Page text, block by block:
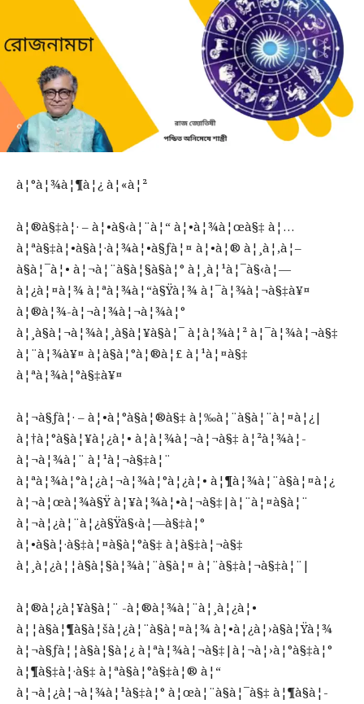
à¦°à¦¾à¦¶à¦¿ à¦«à¦²
à¦®à§‡à¦· – à¦•à§‹à¦¨à¦“ à¦•à¦¾à¦œà§‡ à¦…
à¦ªà§‡à¦•à§à¦·à¦¾à¦•à§ƒà¦¤ à¦•à¦® à¦¸à¦‚à¦–
à§à¦¯à¦• à¦¬à¦¨à§à¦§à§à¦° à¦¸à¦¹à¦¯à§‹à¦—
à¦¿à¦¤à¦¾ à¦ªà¦¾à¦“à§Ÿà¦¾ à¦¯à¦¾à¦¬à§‡à¥¤
à¦®à¦¾-à¦¬à¦¾à¦¬à¦¾à¦°
à¦¸à§à¦¬à¦¾à¦¸à§à¦¥à§à¦¯ à¦­à¦¾à¦² à¦¯à¦¾à¦¬à§‡
à¦¨à¦¾à¥¤ à¦­à§à¦°à¦®à¦£ à¦¹à¦¤à§‡
à¦ªà¦¾à¦°à§‡à¥¤
à¦¬à§ƒà¦· – à¦•à¦°à§à¦®à§‡ à¦‰à¦¨à§à¦¨à¦¤à¦¿|
à¦†à¦°à§à¦¥à¦¿à¦• à¦­à¦¾à¦¬à¦¬à§‡ à¦²à¦¾à¦­
à¦¬à¦¾à¦¨ à¦¹à¦¬à§‡à¦¨
à¦ªà¦¾à¦°à¦¿à¦¬à¦¾à¦°à¦¿à¦• à¦¶à¦¾à¦¨à§à¦¤à¦¿
à¦¬à¦œà¦¾à§Ÿ à¦¥à¦¾à¦•à¦¬à§‡|à¦¨à¦¤à§à¦¨
à¦¬à¦¿à¦¨à¦¿à§Ÿà§‹à¦—à§‡à¦°
à¦•à§à¦·à§‡à¦¤à§à¦°à§‡ à¦­à§‡à¦¬à§‡
à¦¸à¦¿à¦¦à§à¦§à¦¾à¦¨à§à¦¤ à¦¨à§‡à¦¬à§‡à¦¨|
à¦®à¦¿à¦¥à§à¦¨ -à¦®à¦¾à¦¨à¦¸à¦¿à¦•
à¦¦à§à¦¶à§à¦šà¦¿à¦¨à§à¦¤à¦¾ à¦•à¦¿à¦›à§à¦Ÿà¦¾
à¦¬à§ƒà¦¦à§à¦§à¦¿ à¦ªà¦¾à¦¬à§‡|à¦¬à¦›à¦°à§‡à¦°
à¦¶à§‡à¦·à§‡ à¦ªà§à¦°à§‡à¦® à¦“
à¦¬à¦¿à¦¬à¦¾à¦¹à§‡à¦° à¦œà¦¨à§à¦¯à§‡ à¦¶à§à¦­